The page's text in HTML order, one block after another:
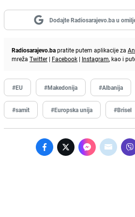
Dodajte Radiosarajevo.ba u
Radiosarajevo.bapratite putem aplikacije za
mreža Twitter | Facebook | Instagram, kao i
#EU #Makedonija #Albanija
#samit #Europska unija #Brisel